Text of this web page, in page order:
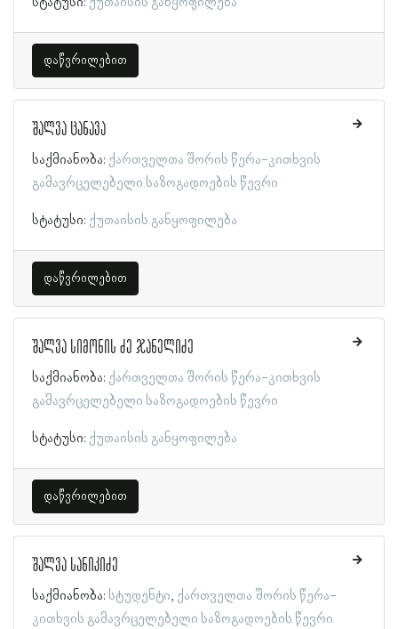
დაწვრილებით
შალვა ცანავა
საქმიანობა: ქართველთა შორის წერა-კითხვის
გამავრცელებელი საზოგადოების წევრი
სტატუსი: ქუთაისის განყოფილება
დაწვრილებით
შალვა სიმონის ძე ჯანელიძე
საქმიანობა: ქართველთა შორის წერა-კითხვის
გამავრცელებელი საზოგადოების წევრი
სტატუსი: ქუთაისის განყოფილება
დაწვრილებით
შალვა სანიკიძე
საქმიანობა: სტუდენტი ქართველთა შორის წერა-
კითხვის გამავრცელებელი საზოგადოების წევრი